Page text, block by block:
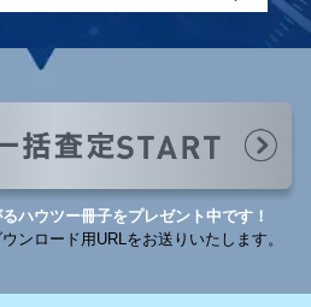
ハウツー冊子をプレゼント中です！
ンロード用URLをお送りいたします。